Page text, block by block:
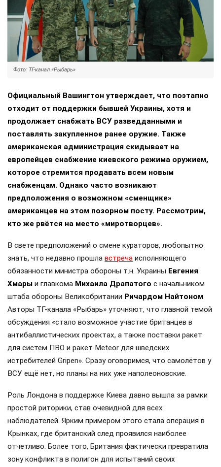
Фото: ТГ-канал «Рыбарь»
Официальный Вашингтон утверждает, что поэтапно
отходит от поддержки бывшей Украины, хотя и
продолжает снабжать ВСУ разведданными и
поставлять закупленное ранее оружие. Также
американская администрация скидывает на
европейцев снабжение киевского режима оружием,
которое стремится продавать всем новым
снабженцам. Однако часто возникают
предположения о возможном «сменщике»
американцев на этом позорном посту. Рассмотрим,
кто же рвётся на место «миротворцев».
В свете предположений о смене кураторов, любопытно
знать, что недавно прошла встреча исполняющего
обязанности министра обороны т.н. Украины Евгения
Хмары и главкома Михаила Драпатого с начальником
штаба обороны Великобритании Ричардом Найтоном.
Авторы ТГ-канала «Рыбарь» уточняют, что главной темой
обсуждения «стало возможное участие британцев в
антибаллистических проектах, а также поставки ракет
для систем ПВО и ракет Meteor для шведских
истребителей Gripen». Сразу оговоримся, что самолётов у
ВСУ ещё нет, но планы на них уже наполеоновские.
Роль Лондона в поддержке Киева давно вышла за рамки
простой риторики, став очевидной для всех
наблюдателей. Ярким примером этого стала операция в
Крынках, где британский след проявился наиболее
отчетливо. Более того, Британия фактически превратила
зону конфликта в полигон для испытаний своих